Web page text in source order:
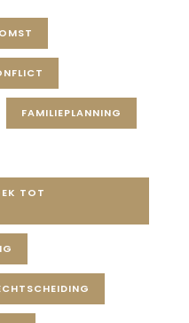
FAMILIEPLANNING
TOT